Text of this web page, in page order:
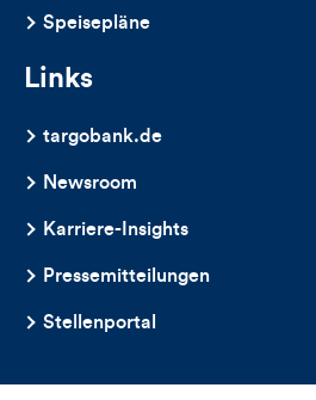
Speisepläne
Links
targobank.de
Newsroom
Karriere-Insights
Pressemitteilungen
Stellenportal